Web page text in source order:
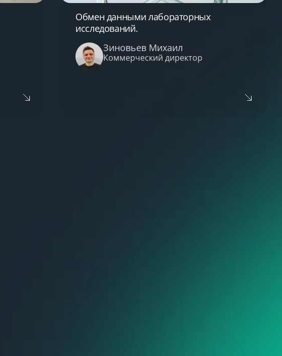
аппаратами на выезде (рентген,
маммография, УЗИ)
Организация документооборота и
хранения медицинских изображений
Обмен данными лабораторных
исследований.
Зиновьев Михаил
Коммерческий директор